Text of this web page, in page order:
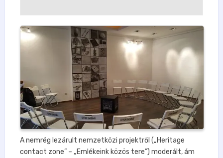
A nemrég lezárult nemzetközi projektről („Heritage
contact zone” – „Emlékeink közös tere”) moderált, ám